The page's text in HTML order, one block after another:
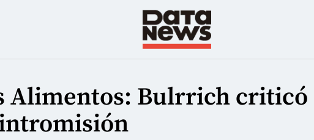
Alimentos: Bulrrich criticó